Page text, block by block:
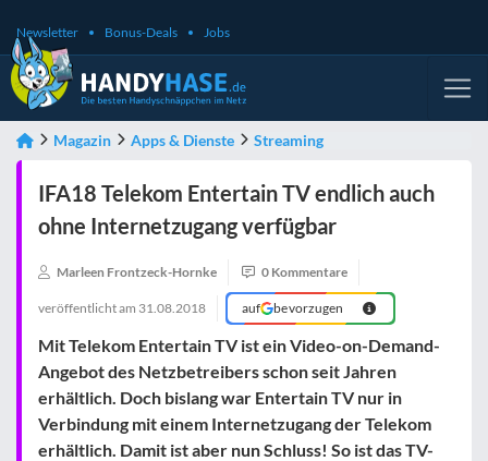
Newsletter Bonus-Deals Jobs
Magazin Apps & Dienste Streaming
IFA18 Telekom Entertain TV endlich auch
ohne Internetzugang verfügbar
Marleen Frontzeck-Hornke 0 Kommentare
veröffentlicht am 31.08.2018 auf bevorzugen
Mit Telekom Entertain TV ist ein Video-on-Demand-
Angebot des Netzbetreibers schon seit Jahren
erhältlich. Doch bislang war Entertain TV nur in
Verbindung mit einem Internetzugang der Telekom
erhältlich. Damit ist aber nun Schluss! So ist das TV-